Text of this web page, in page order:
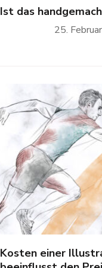
Ist das
25.
Kosten einer